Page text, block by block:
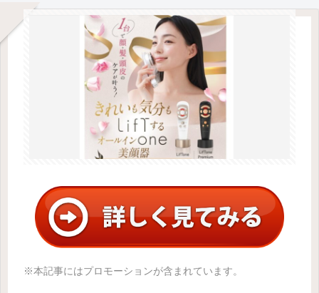
※本記事にはプロモーションが含まれています。